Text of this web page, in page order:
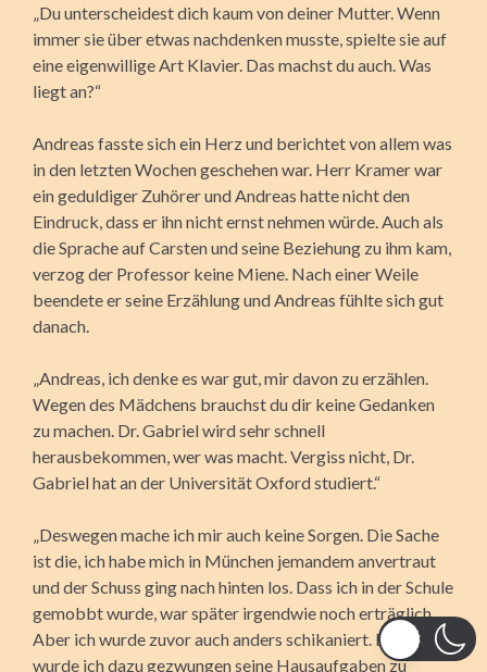
„Du unterscheidest dich kaum von deiner Mutter. Wenn
immer sie über etwas nachdenken musste, spielte sie auf
eine eigenwillige Art Klavier. Das machst du auch. Was
liegt an?“
Andreas fasste sich ein Herz und berichtet von allem was
in den letzten Wochen geschehen war. Herr Kramer war
ein geduldiger Zuhörer und Andreas hatte nicht den
Eindruck, dass er ihn nicht ernst nehmen würde. Auch als
die Sprache auf Carsten und seine Beziehung zu ihm kam,
verzog der Professor keine Miene. Nach einer Weile
beendete er seine Erzählung und Andreas fühlte sich gut
danach.
„Andreas, ich denke es war gut, mir davon zu erzählen.
Wegen des Mädchens brauchst du dir keine Gedanken
zu machen. Dr. Gabriel wird sehr schnell
herausbekommen, wer was macht. Vergiss nicht, Dr.
Gabriel hat an der Universität Oxford studiert.“
„Deswegen mache ich mir auch keine Sorgen. Die Sache
ist die, ich habe mich in München jemandem anvertraut
und der Schuss ging nach hinten los. Dass ich in der Schule
gemobbt wurde, war später irgendwie noch erträglich.
Aber ich wurde zuvor auch anders schikaniert. Erst
wurde ich dazu gezwungen seine Hausaufgaben zu